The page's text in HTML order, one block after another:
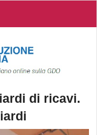
di ricavi.